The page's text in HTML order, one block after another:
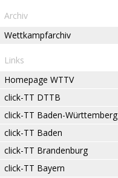
Archiv
Wettkampfarchiv
Links
Homepage WTTV
click-TT DTTB
click-TT Baden-Württemberg
click-TT Baden
click-TT Brandenburg
click-TT Bayern